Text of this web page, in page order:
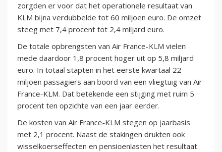
zorgden er voor dat het operationele resultaat van
KLM bijna verdubbelde tot 60 miljoen euro. De omzet
steeg met 7,4 procent tot 2,4 miljard euro.
De totale opbrengsten van Air France-KLM vielen
mede daardoor 1,8 procent hoger uit op 5,8 miljard
euro. In totaal stapten in het eerste kwartaal 22
miljoen passagiers aan boord van een vliegtuig van Air
France-KLM. Dat betekende een stijging met ruim 5
procent ten opzichte van een jaar eerder.
De kosten van Air France-KLM stegen op jaarbasis
met 2,1 procent. Naast de stakingen drukten ook
wisselkoerseffecten en pensioenlasten het resultaat.